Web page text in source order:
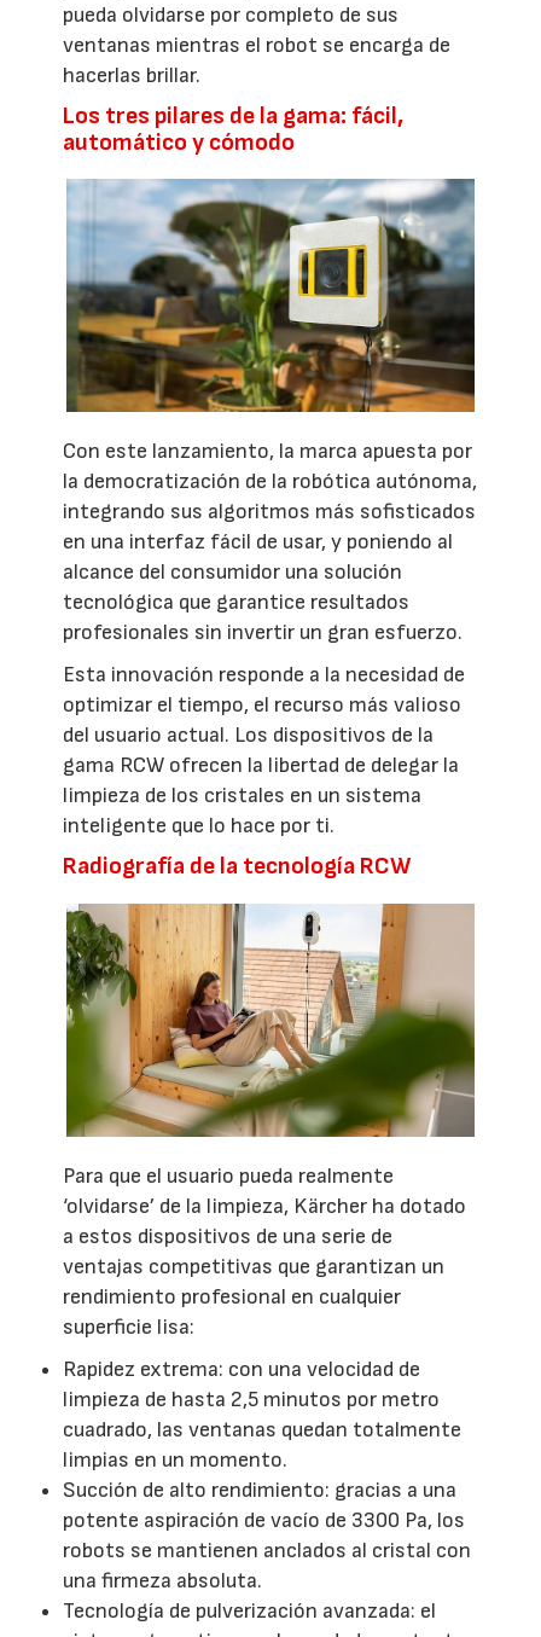
pueda olvidarse por completo de sus
ventanas mientras el robot se encarga de
hacerlas brillar.
Los tres pilares de la gama: fácil,
automático y cómodo
Con este lanzamiento, la marca apuesta por
la democratización de la robótica autónoma,
integrando sus algoritmos más sofisticados
en una interfaz fácil de usar, y poniendo al
alcance del consumidor una solución
tecnológica que garantice resultados
profesionales sin invertir un gran esfuerzo.
Esta innovación responde a la necesidad de
optimizar el tiempo, el recurso más valioso
del usuario actual. Los dispositivos de la
gama RCW ofrecen la libertad de delegar la
limpieza de los cristales en un sistema
inteligente que lo hace por ti.
Radiografía de la tecnología RCW
Para que el usuario pueda realmente
‘olvidarse’ de la limpieza, Kärcher ha dotado
a estos dispositivos de una serie de
ventajas competitivas que garantizan un
rendimiento profesional en cualquier
superficie lisa:
Rapidez extrema: con una velocidad de
limpieza de hasta 2,5 minutos por metro
cuadrado, las ventanas quedan totalmente
limpias en un momento.
Succión de alto rendimiento: gracias a una
potente aspiración de vacío de 3300 Pa, los
robots se mantienen anclados al cristal con
una firmeza absoluta.
Tecnología de pulverización avanzada: el